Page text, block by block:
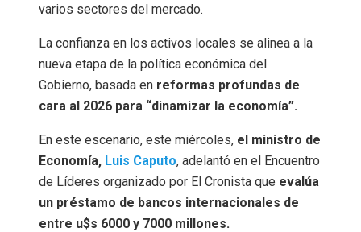
varios sectores del mercado.
La confianza en los activos locales se alinea a la
nueva etapa de la política económica del
Gobierno, basada en reformas profundas de
cara al 2026 para “dinamizar la economía”.
En este escenario, este miércoles, el ministro de
Economía, Luis Caputo, adelantó en el Encuentro
de Líderes organizado por El Cronista que evalúa
un préstamo de bancos internacionales de
entre u$s 6000 y 7000 millones.